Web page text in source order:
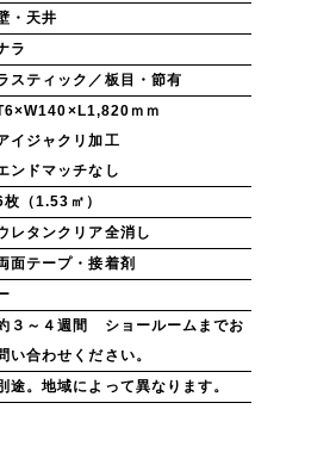
・天井
ラ
スティック／板目・節有
ｍｍ
イジャクリ加工
ンドマッチなし
枚（1.53㎡）
レタンクリア全消し
面テープ・接着剤
３～４週間 ショールームまでお
い合わせください。
途。地域によって異なります。